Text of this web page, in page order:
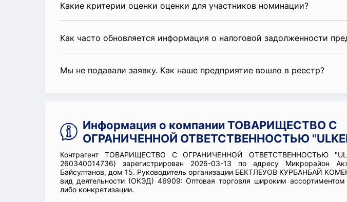
Какие критерии оценки оценки для участников номинации?
Как часто обновляется информация о налоговой задолженности
Мы не подавали заявку. Как наше предприятие вошло в реестр?
Информация о компании ТОВАРИЩЕСТВО С
ОГРАНИЧЕННОЙ ОТВЕТСТВЕННОСТЬЮ
Контрагент ТОВАРИЩЕСТВО С ОГРАНИЧЕННОЙ ОТВЕТСТВЕННОСТЬЮ
260340014736) зарегистрирован 2026-03-13 по адресу Микрорайон
Байсултанов, дом 15. Руководитель организации БЕКТЛЕУОВ КУРБАНБАЙ
вид деятельности (ОКЭД) 46909: Оптовая торговля широким
либо конкретизации.